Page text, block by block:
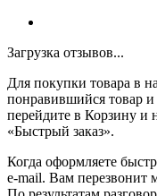
Загрузка отзывов...
Для покупки товара в
понравившийся товар и
перейдите в Корзину и
«Быстрый заказ».
Когда оформляете
e-mail. Вам перезвонит